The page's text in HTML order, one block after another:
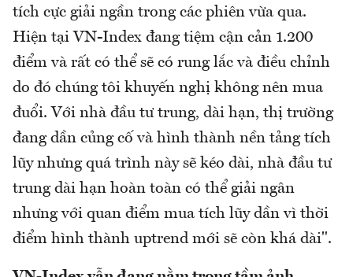
tích cực giải ngần trong các phiên vừa qua.
Hiện tại VN-Index đang tiệm cận cản 1.200
điểm và rất có thể sẽ có rung lắc và điều chỉnh
do đó chúng tôi khuyến nghị không nên mua
đuổi. Với nhà đầu tư trung, dài hạn, thị trường
đang dần củng cố và hình thành nền tảng tích
lũy nhưng quá trình này sẽ kéo dài, nhà đầu tư
trung dài hạn hoàn toàn có thể giải ngân
nhưng với quan điểm mua tích lũy dần vì thời
điểm hình thành uptrend mới sẽ còn khá dài".